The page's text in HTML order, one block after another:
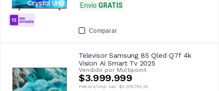
Envío GRATIS
Comparar
Televisor Samsung 85 Qled Q7f 4k
Vision Ai Smart Tv 2025
Vendido por Multipoint
$3.999.999
Precio s/imp. nac. $3.305.784,30